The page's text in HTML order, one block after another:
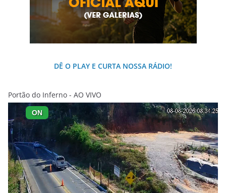
DÊ O PLAY E CURTA NOSSA RÁDIO!
Portão do Inferno - AO VIVO